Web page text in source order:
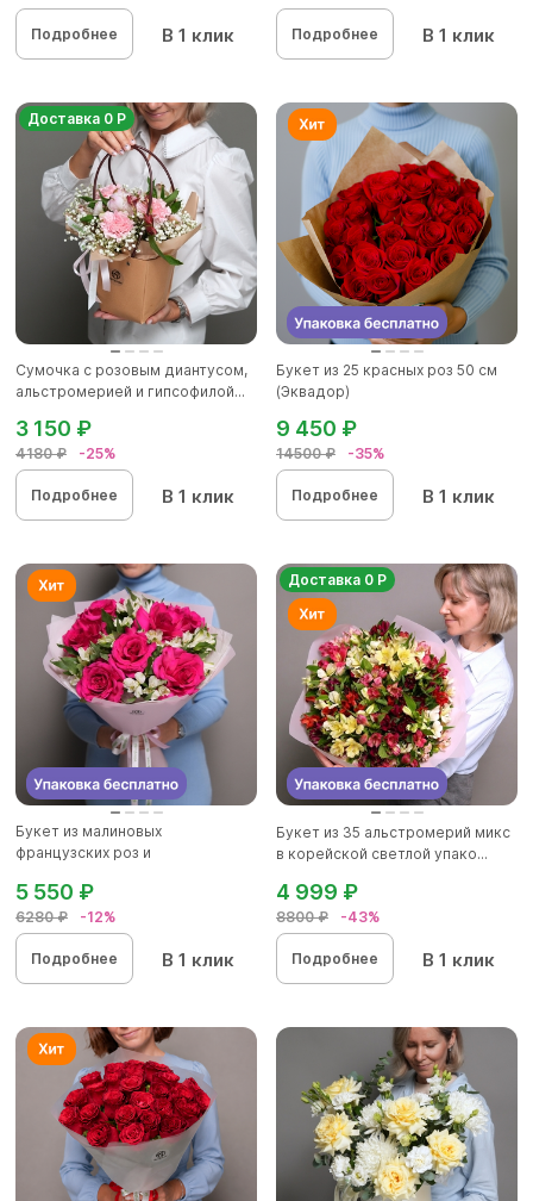
Подробнее В 1 клик Подробнее В 1 клик
Доставка 0 Р
Сумочка с розовым диантусом,
альстромерией и гипсофилой...
4180 ₽ -25%
3 150 ₽
Подробнее В 1 клик
Букет из 25 красных роз 50 см
(Эквадор)
14500 ₽ -35%
9 450 ₽
Подробнее В 1 клик
Букет из малиновых
французских роз и
6280 ₽ -12%
5 550 ₽
Подробнее В 1 клик
Доставка 0 Р
Букет из 35 альстромерий микс
в корейской светлой упако...
8800 ₽ -43%
4 999 ₽
Подробнее В 1 клик